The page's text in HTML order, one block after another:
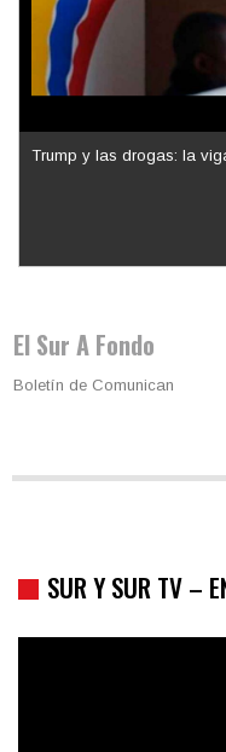
Los latinos le van dando
El Sur A Fondo
SUR Y SUR TV –